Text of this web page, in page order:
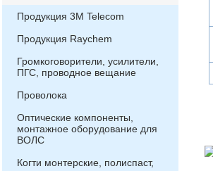
Продукция 3М Telecom
Продукция Raychem
Громкоговорители, усилители,
ПГС, проводное вещание
Проволока
Оптические компоненты,
монтажное оборудование для
ВОЛС
Когти монтерские, полиспаст,